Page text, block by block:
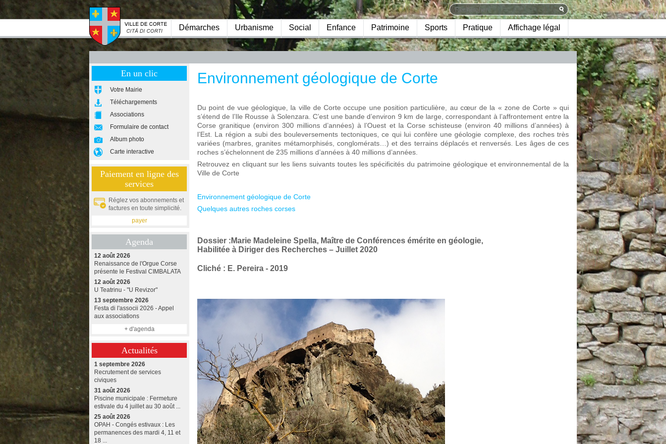
Démarches Urbanisme Social Enfance Patrimoine Sports Pratique Affichage légal
En un clic
Votre Mairie
Téléchargements
Associations
Formulaire de contact
Album photo
Carte interactive
Paiement en ligne des
services
Réglez vos abonnements et
factures en toute simplicité.
payer
Agenda
12 août 2026
Renaissance de l'Orgue Corse
présente le Festival CIMBALATA
12 août 2026
U Teatrinu - "U Revizor"
13 septembre 2026
Festa di l'associi 2026 - Appel
aux associations
+ d'agenda
Actualités
1 septembre 2026
Recrutement de services
civiques
31 août 2026
Piscine municipale : Fermeture
estivale du 4 juillet au 30 août ...
25 août 2026
OPAH - Congés estivaux : Les
permanences des mardi 4, 11 et
18 ...
Environnement géologique de Corte
Du point de vue géologique, la ville de Corte occupe une position particulière, au cœur de la « zone de Corte » qui
s’étend de l’Ile Rousse à Solenzara. C’est une bande d’environ 9 km de large, correspondant à l’affrontement entre la
Corse granitique (environ 300 millions d’années) à l’Ouest et la Corse schisteuse (environ 40 millions d’années) à
l’Est. La région a subi des bouleversements tectoniques, ce qui lui confère une géologie complexe, des roches très
variées (marbres, granites métamorphisés, conglomérats…) et des terrains déplacés et renversés. Les âges de ces
roches s’échelonnent de 235 millions d’années à 40 millions d’années.
Retrouvez en cliquant sur les liens suivants toutes les spécificités du patrimoine géologique et environnemental de la
Ville de Corte
Environnement géologique de Corte
Quelques autres roches corses
Dossier :Marie Madeleine Spella, Maître de Conférences émérite en géologie,
Habilitée à Diriger des Recherches – Juillet 2020
Cliché : E. Pereira - 2019